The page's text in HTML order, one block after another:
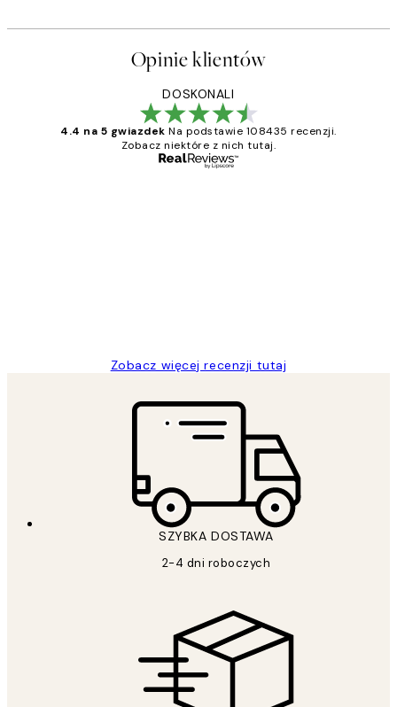
Opinie klientów
DOSKONALI
4.4 na 5 gwiazdek Na podstawie 108435 recenzji.
Zobacz niektóre z nich tutaj.
Zobacz więcej recenzji tutaj
SZYBKA DOSTAWA
2-4 dni roboczych